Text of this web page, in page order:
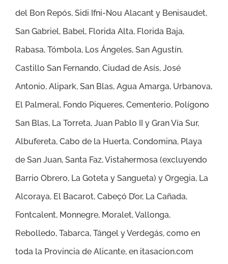
del Bon Repós, Sidi Ifni-Nou Alacant y Benisaudet,
San Gabriel, Babel, Florida Alta, Florida Baja,
Rabasa, Tómbola, Los Ángeles, San Agustín,
Castillo San Fernando, Ciudad de Asís, José
Antonio, Alipark, San Blas, Agua Amarga, Urbanova,
El Palmeral, Fondo Piqueres, Cementerio, Polígono
San Blas, La Torreta, Juan Pablo II y Gran Vía Sur,
Albufereta, Cabo de la Huerta, Condomina, Playa
de San Juan, Santa Faz, Vistahermosa (excluyendo
Barrio Obrero, La Goteta y Sangueta) y Orgegia, La
Alcoraya, El Bacarot, Cabeçó D’or, La Cañada,
Fontcalent, Monnegre, Moralet, Vallonga,
Rebolledo, Tabarca, Tángel y Verdegás, como en
toda la Provincia de Alicante, en itasacion.com